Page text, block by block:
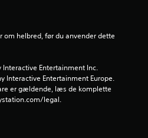
e
n
Entertainment Inc.
Interactive Entertainment Europe.
er gældende, læs de komplette
legal.